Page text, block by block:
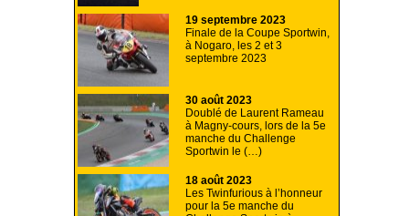
19 septembre 2023
Finale de la Coupe Sportwin,
à Nogaro, les 2 et 3
septembre 2023
30 août 2023
Doublé de Laurent Rameau
à Magny-cours, lors de la 5e
manche du Challenge
Sportwin le (…)
18 août 2023
Les Twinfurious à l’honneur
pour la 5e manche du